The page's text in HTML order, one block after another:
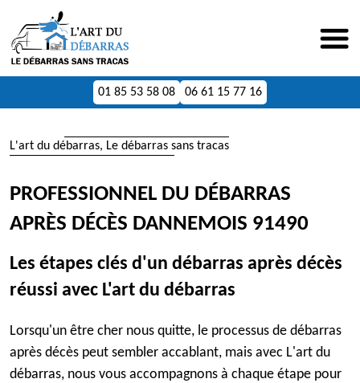
01 85 53 58 08 06 61 15 77 16
L'art du débarras, Le débarras sans tracas
PROFESSIONNEL DU DÉBARRAS
APRÈS DÉCÈS DANNEMOIS 91490
Les étapes clés d'un débarras après décès
réussi avec L'art du débarras
Lorsqu'un être cher nous quitte, le processus de débarras
après décès peut sembler accablant, mais avec L'art du
débarras, nous vous accompagnons à chaque étape pour